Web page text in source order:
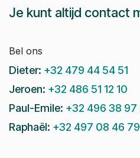
Je kunt altijd contact
Bel ons
Dieter: +32 479 44 54 51
Jeroen: +32 486 51 12 10
Paul-Emile: +32 496 38 97
Raphaël: +32 497 08 46 79